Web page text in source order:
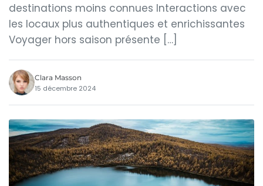
destinations moins connues Interactions avec
les locaux plus authentiques et enrichissantes
Voyager hors saison présente […]
Clara Masson
15 décembre 2024